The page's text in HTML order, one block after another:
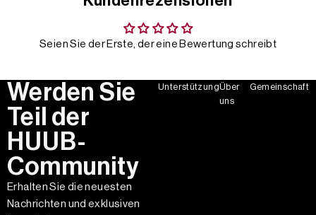
Seien Sie der Erste, der eine Bewertung schreibt
Werden Sie
Teil der
HUUB-
Community
Erhalten Sie die neuesten
Nachrichten und exklusiven
UnterstützungÜber
uns
Gemeinschaft